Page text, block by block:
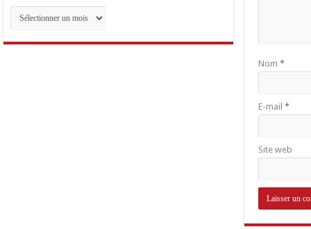
Nom *
E-mail *
Site web
Archives